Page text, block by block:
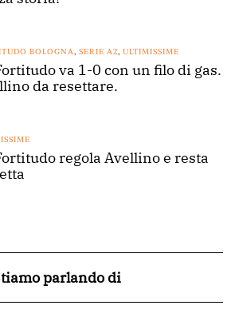
BOLOGNA, SERIE A2, ULTIMISSIME
va 1-0 con un filo di gas.
da resettare.
regola Avellino e resta
parlando di